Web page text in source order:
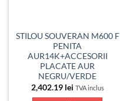
STILOU SOUVERAN M600 F
PENITA
AUR14K+ACCESORII
PLACATE AUR
NEGRU/VERDE
2,402.19 lei TVA inclus